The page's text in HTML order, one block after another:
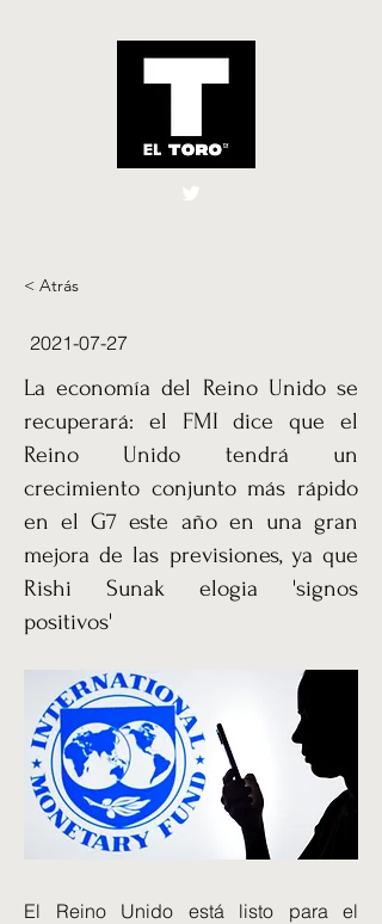
El Toro España
< Atrás
2021-07-27
La economía del Reino Unido se
recuperará: el FMI dice que el
Reino Unido tendrá un
crecimiento conjunto más rápido
en el G7 este año en una gran
mejora de las previsiones, ya que
Rishi Sunak elogia 'signos
positivos'
El Reino Unido está listo para el